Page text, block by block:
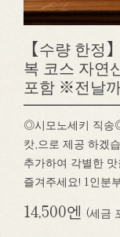
【수량 한
복 코스 자연
포함 ※전날
◎시모노세키 직송
캇,으로 제공 하겠
추가하여 각별한
즐겨주세요! 1인분
14,500엔 (세금